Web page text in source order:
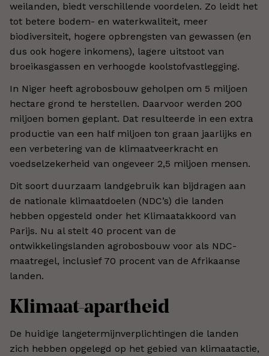
weilanden, biedt verschillende voordelen. Zo leidt het
tot betere bodem- en waterkwaliteit, meer
biodiversiteit, hogere opbrengsten van gewassen (en
dus ook hogere inkomens), lagere uitstoot van
broeikasgassen en verhoogde koolstofvastlegging.
In Niger heeft agrobosbouw geholpen om 5 miljoen
hectare grond te herstellen. Daarvoor werden 200
miljoen bomen geplant. Dat resulteerde in een extra
productie van een half miljoen ton graan jaarlijks en
een verbetering van de klimaatveerkracht en
voedselzekerheid van ongeveer 2,5 miljoen mensen.
Dit soort duurzaam landgebruik kan bijdragen aan
de nationale klimaatdoelen (NDC’s) die landen
hebben opgesteld onder het Klimaatakkoord van
Parijs. Nu al stelt 40 procent van de
ontwikkelingslanden agrobosbouw voor als NDC-
maatregel, inclusief 70 procent van de Afrikaanse
landen.
Klimaat-apartheid
De huidige langetermijnverplichtingen die landen
zich hebben opgelegd op het gebied van klimaatactie,